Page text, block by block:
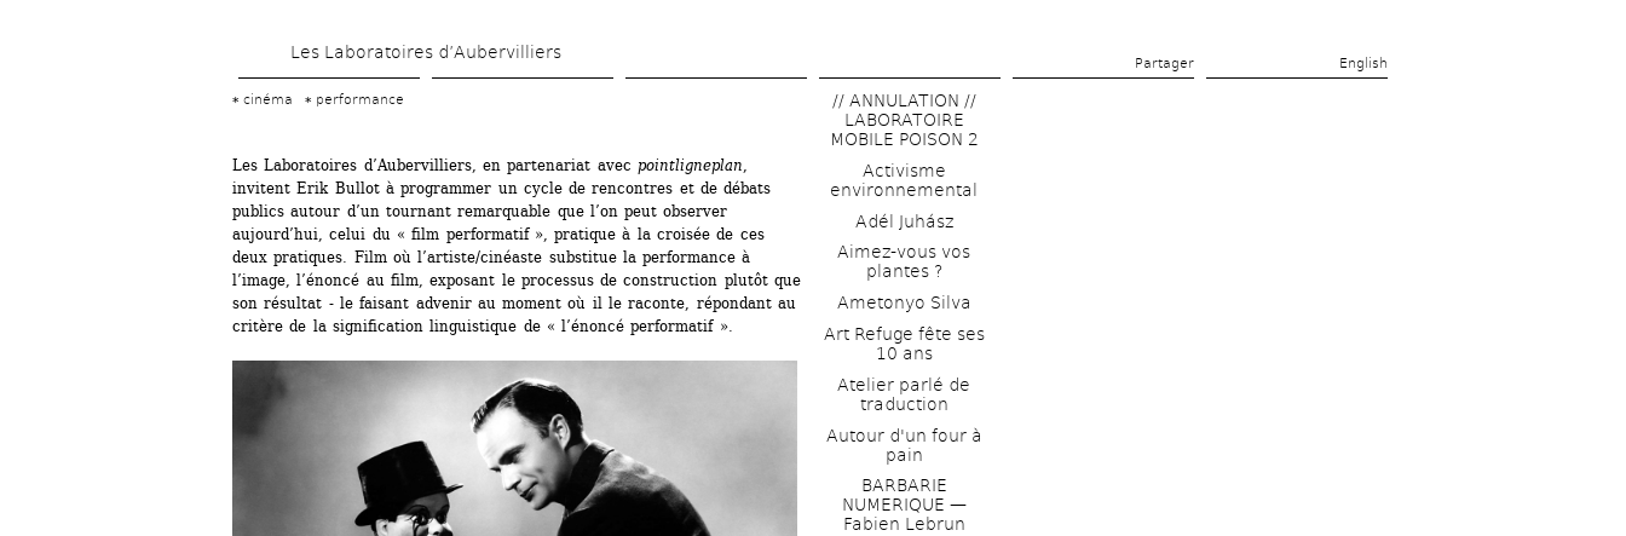
contenu
Les Laboratoires d’Aubervilliers
Partager English
cinéma performance
Les Laboratoires d’Aubervilliers, en partenariat avec pointligneplan
invitent Erik Bullot à programmer un cycle de rencontres et de débats
publics autour d’un tournant remarquable que l’on peut observer
aujourd’hui, celui du « film performatif », pratique à la croisée de ces
deux pratiques. Film où l’artiste/cinéaste substitue la performance à
l’image, l’énoncé au film, exposant le processus de construction plutôt que
son résultat - le faisant advenir au moment où il le raconte, répondant au
critère de la signification linguistique de « l’énoncé performatif ».
// ANNULATION //
LABORATOIRE
MOBILE POISON 2
Activisme
environnemental
Adél Juhász
Aimez-vous vos
plantes ?
Ametonyo Silva
Art Refuge fête ses
10 ans
Atelier parlé de
traduction
Autour d'un four à
pain
BARBARIE
NUMERIQUE —
Fabien Lebrun